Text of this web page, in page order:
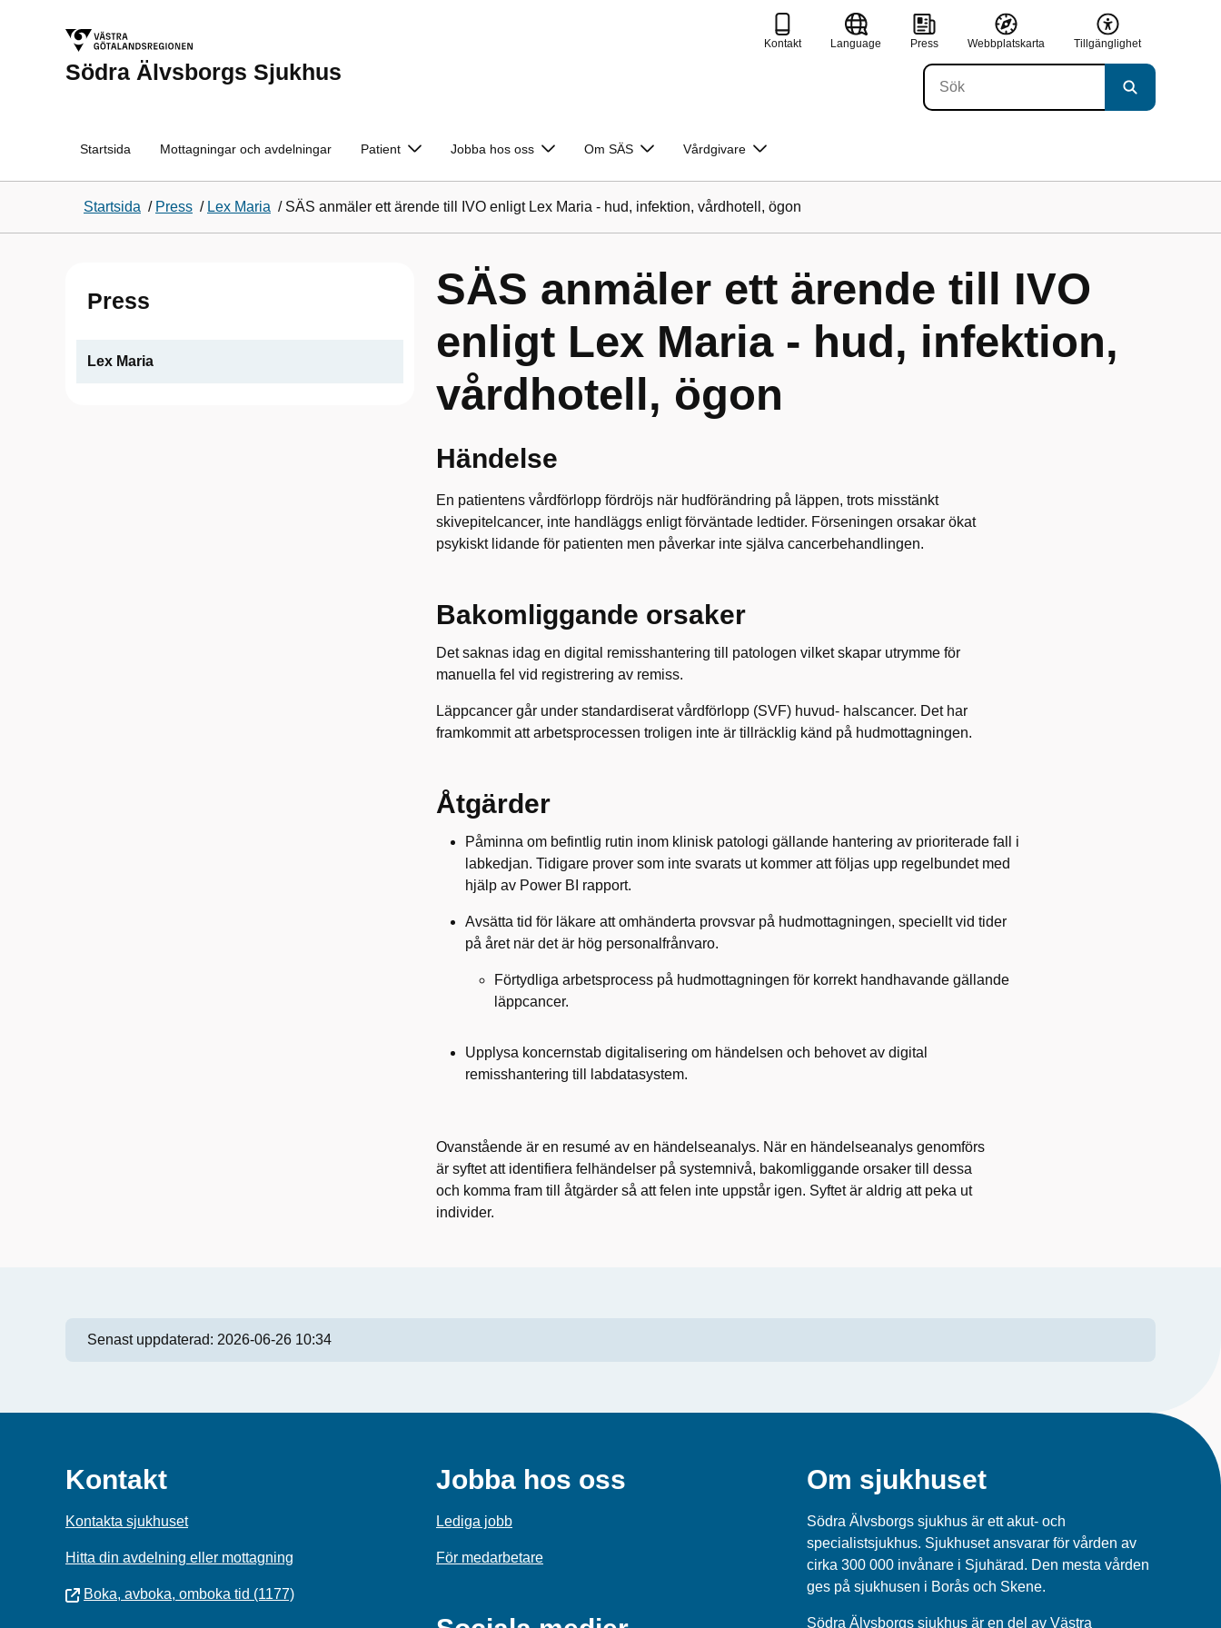
Södra Älvsborgs Sjukhus
Kontakt Language Press Webbplatskarta Tillgänglighet
Startsida Mottagningar och avdelningar Patient Jobba hos oss Om SÄS Vårdgivare
Startsida / Press / Lex Maria / SÄS anmäler ett ärende till IVO enligt Lex Maria - hud, infektion, vårdhotell, ögon
Press
Lex Maria
SÄS anmäler ett ärende till IVO
enligt Lex Maria - hud, infektion,
vårdhotell, ögon
Händelse
En patientens vårdförlopp fördröjs när hudförändring på läppen, trots misstänkt
skivepitelcancer, inte handläggs enligt förväntade ledtider. Förseningen orsakar ökat
psykiskt lidande för patienten men påverkar inte själva cancerbehandlingen.
Bakomliggande orsaker
Det saknas idag en digital remisshantering till patologen vilket skapar utrymme för
manuella fel vid registrering av remiss.
Läppcancer går under standardiserat vårdförlopp (SVF) huvud- halscancer. Det har
framkommit att arbetsprocessen troligen inte är tillräcklig känd på hudmottagningen.
Åtgärder
Påminna om befintlig rutin inom klinisk patologi gällande hantering av prioriterade fall i
labkedjan. Tidigare prover som inte svarats ut kommer att följas upp regelbundet med
hjälp av Power BI rapport.
Avsätta tid för läkare att omhänderta provsvar på hudmottagningen, speciellt vid tider
på året när det är hög personalfrånvaro.
Förtydliga arbetsprocess på hudmottagningen för korrekt handhavande gällande
läppcancer.
Upplysa koncernstab digitalisering om händelsen och behovet av digital
remisshantering till labdatasystem.
Ovanstående är en resumé av en händelseanalys. När en händelseanalys genomförs
är syftet att identifiera felhändelser på systemnivå, bakomliggande orsaker till dessa
och komma fram till åtgärder så att felen inte uppstår igen. Syftet är aldrig att peka ut
individer.
Senast uppdaterad: 2026-06-26 10:34
Kontakt
Kontakta sjukhuset
Hitta din avdelning eller mottagning
Boka, avboka, omboka tid (1177)
Jobba hos oss
Lediga jobb
För medarbetare
Om sjukhuset
Södra Älvsborgs sjukhus är ett akut- och
specialistsjukhus. Sjukhuset ansvarar för vården av
cirka 300 000 invånare i Sjuhärad. Den mesta vården
ges på sjukhusen i Borås och Skene.
Södra Älvsborgs sjukhus är en del av Västra